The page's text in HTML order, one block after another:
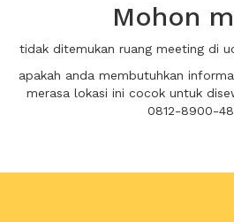
Mohon
tidak ditemukan ruang meeting di
apakah anda membutuhkan
merasa lokasi ini cocok untuk
0812-8900-